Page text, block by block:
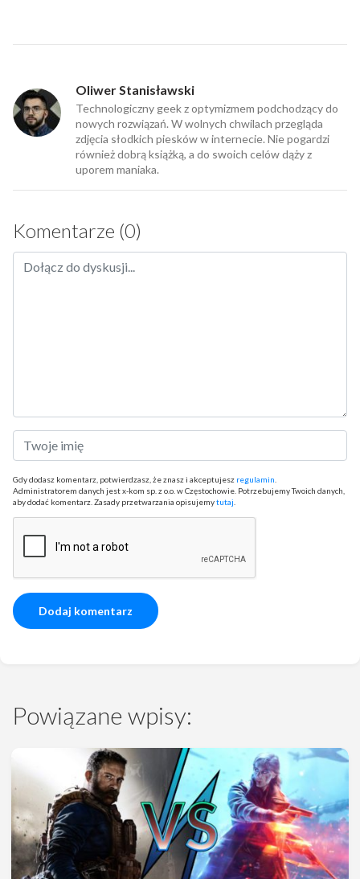
Oliwer Stanisławski
Technologiczny geek z optymizmem podchodzący do
nowych rozwiązań. W wolnych chwilach przegląda
zdjęcia słodkich piesków w internecie. Nie pogardzi
również dobrą książką, a do swoich celów dąży z
uporem maniaka.
Komentarze (0)
Gdy dodasz komentarz, potwierdzasz, że znasz i akceptujesz regulamin
Administratorem danych jest x-kom sp. z o.o. w Częstochowie. Potrzebujemy Twoich danych,
aby dodać komentarz. Zasady przetwarzania opisujemytutaj
Powiązane wpisy: